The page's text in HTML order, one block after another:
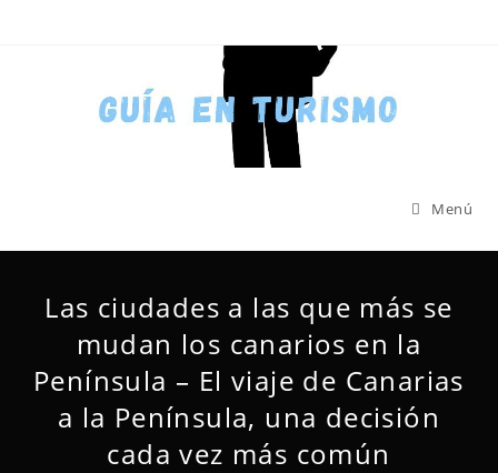
Menú
Las ciudades a las que más se
mudan los canarios en la
Península – El viaje de Canarias
a la Península, una decisión
cada vez más común